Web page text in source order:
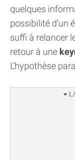
quelques
possibilité d’un
suffi à relancer
retour à une
L’hypothèse